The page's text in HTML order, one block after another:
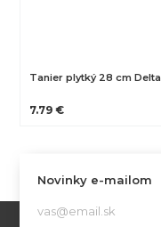
Tanier plytký 28 cm Delta
7.79 €
Novinky e-mailom